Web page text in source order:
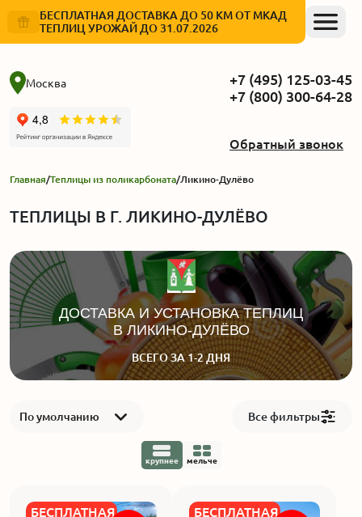
БЕСПЛАТНАЯ ДОСТАВКА ДО 50 КМ ОТ МКАД
ТЕПЛИЦ УРОЖАЙ ДО 31.07.2026
Москва
+7 (495) 125-03-45
+7 (800) 300-64-28
Обратный звонок
Главная/Теплицы из поликарбоната/Ликино-Дулёво
ТЕПЛИЦЫ В Г. ЛИКИНО-ДУЛЁВО
ДОСТАВКА И УСТАНОВКА ТЕПЛИЦ
В ЛИКИНО-ДУЛЁВО
ВСЕГО ЗА 1-2 ДНЯ
По умолчанию Все фильтры
крупнее мельче
БЕСПЛАТНАЯ
БЕСПЛАТНАЯ